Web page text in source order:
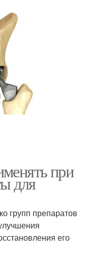
при
для
групп препаратов
его